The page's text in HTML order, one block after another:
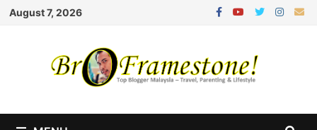
Skip
August 7, 2026